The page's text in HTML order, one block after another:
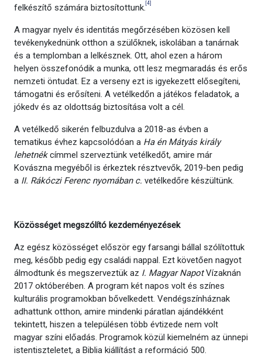
felkészítő számára biztosítottunk. [4]
A magyar nyelv és identitás megőrzésében közösen kell
tevékenykednünk otthon a szülőknek, iskolában a tanárnak
és a templomban a lelkésznek. Ott, ahol ezen a három
helyen összefonódik a munka, ott lesz megmaradás és erős
nemzeti öntudat. Ez a verseny ezt is igyekezett elősegíteni,
támogatni és erősíteni. A vetélkedőn a játékos feladatok, a
jókedv és az oldottság biztosítása volt a cél.
A vetélkedő sikerén felbuzdulva a 2018-as évben a
tematikus évhez kapcsolódóan a Ha én Mátyás király
lehetnékcímmel szerveztünk vetélkedőt, amire már
Kovászna megyéből is érkeztek résztvevők, 2019-ben pedig
a II. Rákóczi Ferenc nyomában c. vetélkedőre készültünk.
Közösséget megszólító kezdeményezések
Az egész közösséget először egy farsangi bállal szólítottuk
meg, később pedig egy családi nappal. Ezt követően nagyot
álmodtunk és megszerveztük az I. Magyar NapotVízaknán
2017 októberében. A program két napos volt és színes
kulturális programokban bővelkedett. Vendégszínháznak
adhattunk otthon, amire mindenki páratlan ajándékként
tekintett, hiszen a településen több évtizede nem volt
magyar színi előadás. Programok közül kiemelném az ünnepi
istentiszteletet, a Biblia kiállítást a reformáció 500.